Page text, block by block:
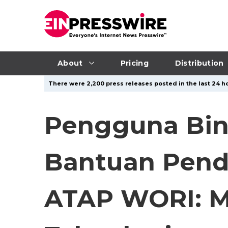
About Pricing Distribution
There were 2,200 press releases posted in the last 24
Pengguna
Bantuan
ATAP WORI: